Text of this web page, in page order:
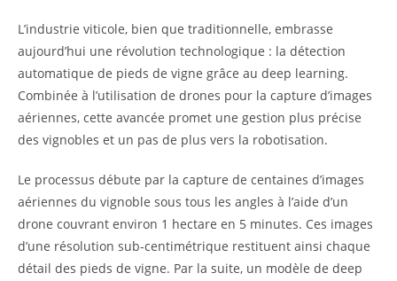
L’industrie viticole, bien que traditionnelle, embrasse
aujourd’hui une révolution technologique : la détection
automatique de pieds de vigne grâce au deep learning.
Combinée à l’utilisation de drones pour la capture d’images
aériennes, cette avancée promet une gestion plus précise
des vignobles et un pas de plus vers la robotisation.
Le processus débute par la capture de centaines d’images
aériennes du vignoble sous tous les angles à l’aide d’un
drone couvrant environ 1 hectare en 5 minutes. Ces images
d’une résolution sub-centimétrique restituent ainsi chaque
détail des pieds de vigne. Par la suite, un modèle de deep